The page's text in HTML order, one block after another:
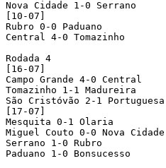
Nova Cidade 1-0 Serrano
[10-07]
Rubro 0-0 Paduano
Central 4-0 Tomazinho
Rodada 4
[16-07]
Campo Grande 4-0 Central
Tomazinho 1-1 Madureira
São Cristóvão 2-1 Portuguesa
[17-07]
Mesquita 0-1 Olaria
Miguel Couto 0-0 Nova Cidade
Serrano 1-0 Rubro
Paduano 1-0 Bonsucesso